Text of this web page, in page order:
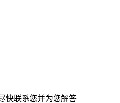
快联系您并为您解答